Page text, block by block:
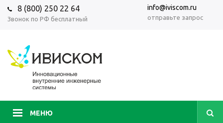
8 (800) 250 22 64
Звонок по РФ бесплатный
info@iviscom.ru
отправьте запрос
МЕНЮ